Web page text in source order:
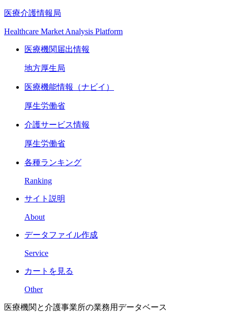
医療介護情報局
Healthcare Market Analysis Platform
医療機関届出情報
地方厚生局
医療機能情報（ナビイ）
厚生労働省
介護サービス情報
厚生労働省
各種ランキング
Ranking
サイト説明
About
データファイル作成
Service
カートを見る
Other
医療機関と介護事業所の業務用データベース